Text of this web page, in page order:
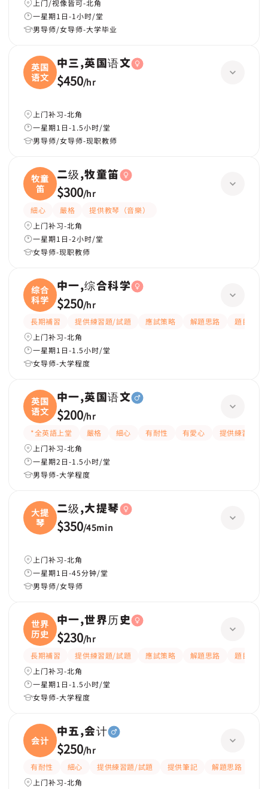
上门/视像皆可-北角
一星期1日-1小时/堂
男导师/女导师-大学毕业
英国
语文
中三,英国语文
$450/hr
上门补习-北角
一星期1日-1.5小时/堂
男导师/女导师-现职教师
牧童
笛
二级,牧童笛
$300/hr
細心 嚴格
提供教琴（音樂）
上门补习-北角
一星期1日-2小时/堂
女导师-现职教师
综合
科学
中一,综合科学
$250/hr
長期補習 提供練習題/試題 應試策略 解題思路
題目講解
上门补习-北角
一星期1日-1.5小时/堂
女导师-大学程度
英国
语文
中一,英国语文
$200/hr
*全英語上堂 嚴格 細心 有耐性 有愛心
提供練習題/
上门补习-北角
一星期2日-1.5小时/堂
男导师-大学程度
大提
琴
二级,大提琴
$350/45min
上门补习-北角
一星期1日-45分钟/堂
男导师/女导师
世界
历史
中一,世界历史
$230/hr
長期補習 提供練習題/試題 應試策略 解題思路
題目講解
上门补习-北角
一星期1日-1.5小时/堂
女导师-大学程度
会计
中五,会计
$250/hr
有耐性 細心 提供練習題/試題 提供筆記 解題思路
上门补习-北角